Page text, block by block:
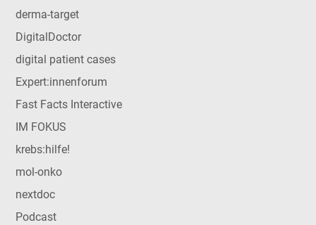
derma-target
DigitalDoctor
digital patient cases
Expert:innenforum
Fast Facts Interactive
IM FOKUS
krebs:hilfe!
mol-onko
nextdoc
Podcast